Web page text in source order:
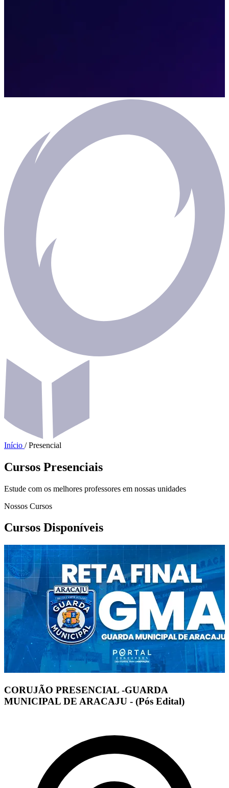
Início / Presencial
Cursos Presenciais
Estude com os melhores professores em nossas unidades
Nossos Cursos
Cursos Disponíveis
CORUJÃO PRESENCIAL -GUARDA
MUNICIPAL DE ARACAJU - (Pós Edital)